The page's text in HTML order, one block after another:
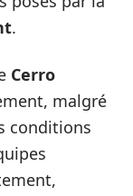
.
Cerro
malgré
conditions